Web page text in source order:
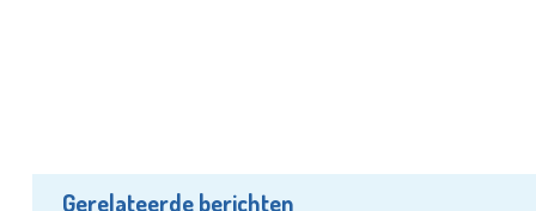
Gerelateerde berichten